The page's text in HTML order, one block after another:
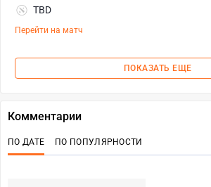
TBD
Перейти на матч
ПОКАЗАТЬ ЕЩЕ
Комментарии
ПО ДАТЕ ПО ПОПУЛЯРНОСТИ